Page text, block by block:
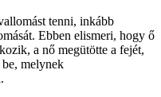
tenni, inkább
Ebben elismeri, hogy ő
a nő megütötte a fejét,
melynek